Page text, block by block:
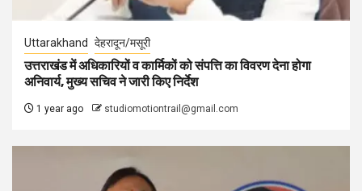
Uttarakhand देहरादून/मसूरी
उत्तराखंड में अधिकारियों व कार्मिकों को संपत्ति का विवरण देना होगा
अनिवार्य, मुख्य सचिव ने जारी किए निर्देश
1 year ago studiomotiontrail@gmail.com